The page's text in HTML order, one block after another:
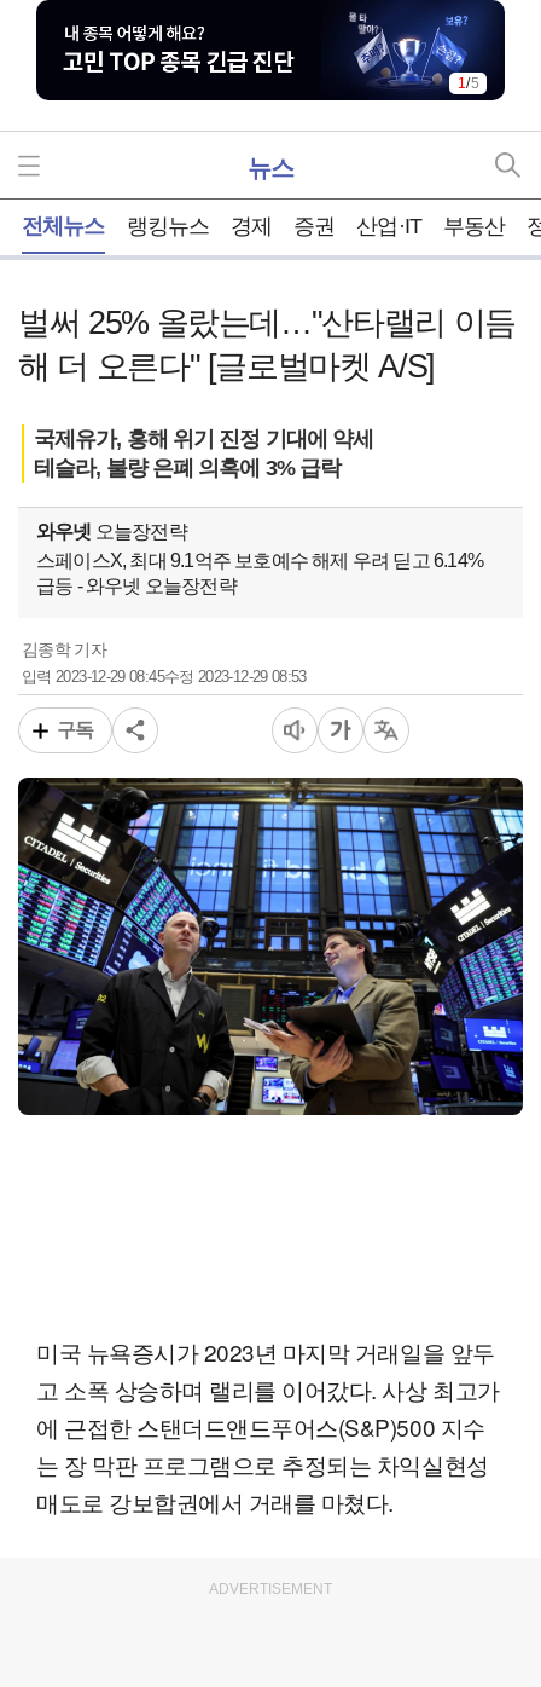
2/5
뉴스
전체뉴스 랭킹뉴스 경제 증권 산업·IT 부동산
벌써 25% 올랐는데…"산타랠리 이듬
해 더 오른다" [글로벌마켓 A/S]
국제유가, 홍해 위기 진정 기대에 약세
테슬라, 불량 은폐 의혹에 3% 급락
와우넷 오늘장전략
스페이스X, 최대 9.1억주 보호예수 해제 우려 딛고 6.14%
급등 - 와우넷 오늘장전략
김종학 기자
입력2023-12-29 08:45수정 2023-12-29 08:53
구독
미국 뉴욕증시가 2023년 마지막 거래일을 앞두
고 소폭 상승하며 랠리를 이어갔다. 사상 최고가
에 근접한 스탠더드앤드푸어스(S&P)500 지수
는 장 막판 프로그램으로 추정되는 차익실현성
매도로 강보합권에서 거래를 마쳤다.
ADVERTISEMENT